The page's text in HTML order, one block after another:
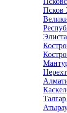
Псков
Элиста
Талгар